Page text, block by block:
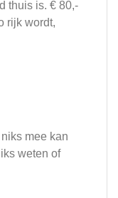
thuis is. € 80,-
rijk wordt,
mee kan
weten of